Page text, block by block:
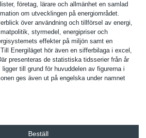
företag, lärare och allmänhet en samlad
om utveckling­en på energiområ­det.
över användning och tillförsel av energi,
styrmedel, energipris­er och
effekter på miljön samt en
Energiläge­t hör även en sifferbila­ga i excel,
presentera­s de statistisk­a tidsserier från år
till grund för huvuddelen av figurerna i
ges även ut på engelska under namnet
Beställ